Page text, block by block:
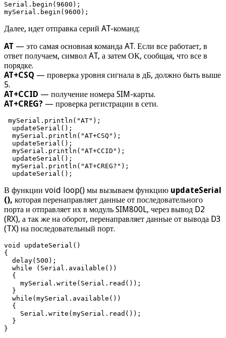
Serial.begin(9600);
mySerial.begin(9600);
Далее, идет отправка серий AT-команд:
AT — это самая основная команда AT. Если все работает, в
ответ получаем, символ AT, а затем ОК, сообщая, что все в
порядке.
AT+CSQ — проверка уровня сигнала в дБ, должно быть выше
5.
AT+CCID — получение номера SIM-карты.
AT+CREG? — проверка регистрации в сети.
  updateSerial();
В функции void loop() мы вызываем функцию updateSerial
(), которая перенаправляет данные от последовательного
порта и отправляет их в модуль SIM800L, через вывод D2
(RX), а так же на оборот, перенаправляет данные от вывода D3
(TX) на последовательный порт.
void updateSerial()
{
}